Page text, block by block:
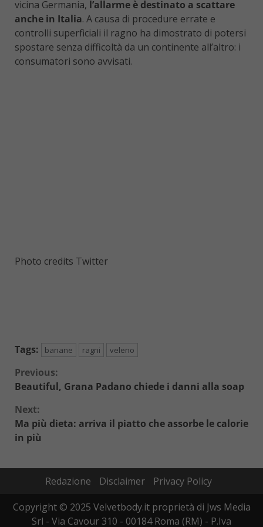
vicina Germania, l’allarme è destinato a scattare
anche in Italia. A causa di procedure errate e
controlli superficiali il ragno ha dimostrato di potersi
spostare senza difficoltà da un continente all’altro: i
consumatori sono avvisati.
Photo credits Twitter
Tags: banane ragni veleno
Continue
Previous:
Beautiful, Grana Padano chiede i danni alla soap
Next:
Ma più dieta: arriva il piatto che assorbe le calorie
in più
Redazione Disclaimer
Privacy Policy
Copyright © 2025 Velvetbody.it proprietà di Jws Media
Srl - Via Cavour 310 - 00184 Roma (RM) - P.Iva